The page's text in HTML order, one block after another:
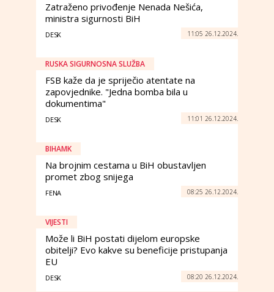
Zatraženo privođenje Nenada Nešića,
ministra sigurnosti BiH
DESK 11:05 26.12.2024.
RUSKA SIGURNOSNA SLUŽBA
FSB kaže da je spriječio atentate na
zapovjednike. "Jedna bomba bila u
dokumentima"
DESK 11:01 26.12.2024.
BIHAMK
Na brojnim cestama u BiH obustavljen
promet zbog snijega
FENA 08:25 26.12.2024.
VIJESTI
Može li BiH postati dijelom europske
obitelji? Evo kakve su beneficije pristupanja
EU
DESK 08:20 26.12.2024.